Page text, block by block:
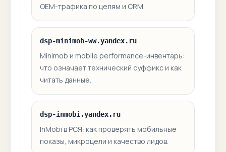
OEM-трафика по целям и CRM.
dsp-minimob-ww.yandex.ru
Minimob и mobile performance-инвентарь:
что означает технический суффикс и как
читать данные.
dsp-inmobi.yandex.ru
InMobi в РСЯ: как проверять мобильные
показы, микроцели и качество лидов.